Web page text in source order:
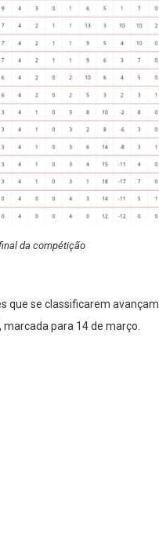
da compétição
que se classificarem
marcada para 14 de março.